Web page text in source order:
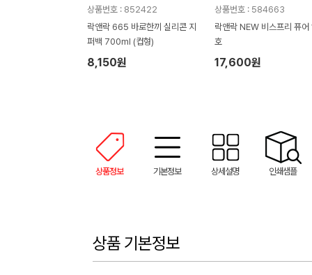
상품번호 : 852422
락앤락 665 바로한끼 실리콘 지
퍼백 700ml (컵형)
8,150원
상품번호 : 584663
락앤락 NEW 비스프리 퓨어
호
17,600원
상품정보 기본정보 상세설명 인쇄샘플
상품 기본정보